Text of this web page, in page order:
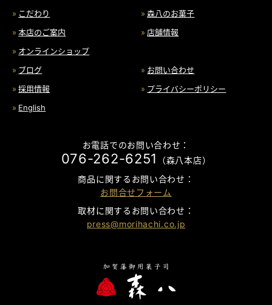
こだわり
森八のお菓子
本店のご案内
店舗情報
オンラインショップ
ブログ
お問い合わせ
採用情報
プライバシーポリシー
English
お電話でのお問い合わせ：
076-262-6251
（森八本店）
商品に関するお問い合わせ：
お問合せフォーム
取材に関するお問い合わせ：
press@morihachi.co.jp